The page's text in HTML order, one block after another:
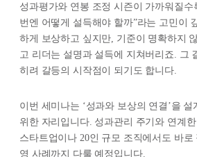
성과평가와 연봉 조정 시즌이 가까워질
번엔 어떻게 설득해야 할까”라는 고민이
하게 보상하고 싶지만, 기준이 명확하지
고 리더는 설명과 설득에 지쳐버리죠. 그
히려 갈등의 시작점이 되기도 합니다.
이번 세미나는 ‘성과와 보상의 연결’을
위한 자리입니다. 성과관리 주기와 연계
스타트업이나 20인 규모 조직에서도 바
영 사례까지 다룰 예정입니다.